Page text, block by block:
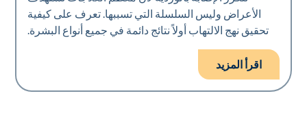
الأعراض وليس السلسلة التي تسببها. تعرف على كيفية
تحقيق نهج الالتهاب أولاً نتائج دائمة في جميع أنواع البشرة.
اقرأ المزيد